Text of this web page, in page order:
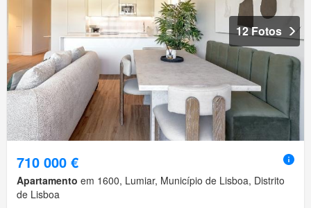
12 Fotos
710 000 €
Apartamento em 1600, Lumiar, Município de Lisboa, Distrito
de Lisboa